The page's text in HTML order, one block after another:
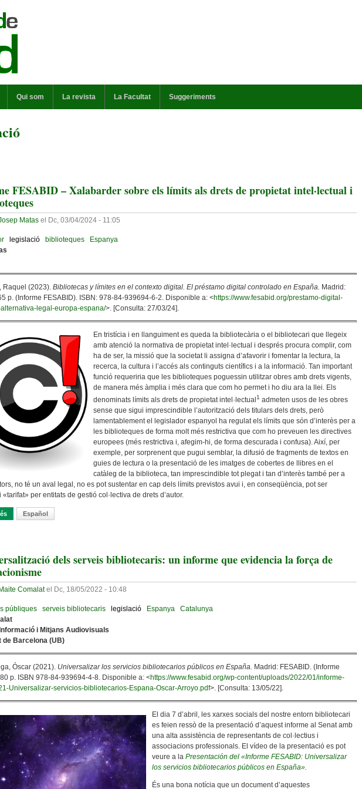
Qui som La revista La Facultat Suggeriments
FESABID – Xalabarder sobre els límits als drets de propietat intel·lectual i
Matas el Dc, 03/04/2024 - 11:05
legislació biblioteques
Espanya
Raquel (2023). Bibliotecas y límites en el contexto digital. El préstamo digital controlado en España. Madrid:
p. (Informe FESABID). ISBN: 978-84-939694-6-2. Disponible a: <https://www.fesabid.org/prestamo-digital-
legal-europa-espana/>. [Consulta: 27/03/24].
En tristícia i en llanguiment es queda la bibliotecària o el bibliotecari que llegeix
amb atenció la normativa de propietat intel·lectual i després procura complir, com
ha de ser, la missió que la societat li assigna d’afavorir i fomentar la lectura, la
recerca, la cultura i l’accés als continguts científics i a la informació. Tan important
funció requeriria que les biblioteques poguessin utilitzar obres amb drets vigents,
de manera més àmplia i més clara que com ho permet i ho diu ara la llei. Els
denominats límits als drets de propietat intel·lectual 1 admeten usos de les obres
sense que sigui imprescindible l’autorització dels titulars dels drets, però
lamentablement el legislador espanyol ha regulat els límits que són d’interès per a
les biblioteques de forma molt més restrictiva que com ho preveuen les directives
europees (més restrictiva i, afegim-hi, de forma descurada i confusa). Així, per
exemple, per sorprenent que pugui semblar, la difusió de fragments de textos en
guies de lectura o la presentació de les imatges de cobertes de llibres en el
catàleg de la biblioteca, tan imprescindible tot plegat i tan d’interès també per a
no té un aval legal, no es pot sustentar en cap dels límits previstos avui i, en conseqüència, pot ser
per entitats de gestió col·lectiva de drets d’autor.
Sobre L’informe FESABID – Xalabarder Sobre Els Límits Als Drets De Propietat Intel·lectual I Les Biblioteques
Español
dels serveis bibliotecaris: un informe que evidencia la força de
Maite Comalatel Dc, 18/05/2022 - 10:48
públiques serveis bibliotecaris legislació Espanya
Catalunya
i Mitjans Audiovisuals
de Barcelona (UB)
Óscar (2021). Universalizar los servicios bibliotecarios públicos en España. Madrid: FESABID. (Informe
80 p. ISBN 978-84-939694-4-8. Disponible a: <https://www.fesabid.org/wp-content/uploads/2022/01/informe-
Universalizar-servicios-bibliotecarios-Espana-Oscar-Arroyo.pdf>. [Consulta: 13/05/22].
El dia 7 d’abril, les xarxes socials del nostre entorn bibliotecari
es feien ressò de la presentació d’aquest informe al Senat amb
una alta assistència de representants de col·lectius i
associacions professionals. El vídeo de la presentació es pot
veure a la Presentación del «Informe FESABID: Universalizar
los servicios bibliotecarios públicos en España».
És una bona notícia que un document d’aquestes